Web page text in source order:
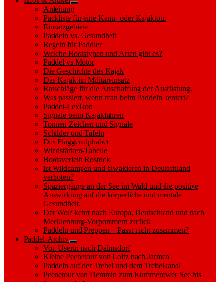
menu
Show
sub
menu
Anleitung
Packliste für eine Kanu- oder Kajaktour
Einsatzgebiete
Paddeln vs. Gesundheit
Regeln für Paddler
Welche Bootstypen und Arten gibt es?
Paddel vs Motor
Die Geschichte des Kajak
Das Kajak im Militäreinsatz
Ratschläge für die Anschaffung der Ausrüstung.
Was passiert, wenn man beim Paddeln kentert?
Paddel-Lexikon
Signale beim Kajakfahren
Tonnen Zeichen und Signale
Schilder und Tafeln
Das Flaggenalphabet
Windstärken-Tabelle
Bootsverleih Rostock
Ist Wildcampen und biwakieren in Deutschland
verboten?
Spaziergänge an der See im Wald und die positive
Auswirkung auf die körperliche und mentale
Gesundheit.
Der Wolf kehrt nach Europa, Deutschland und nach
Mecklenburg-Vorpommern zurück
Paddeln und Preppen – Passt nicht zusammen?
Paddel-Archiv
Show
sub
menu
Von Userin nach Dalmsdorf
Kleine Peenetour von Loitz nach Jarmen
Paddeln auf der Trebel und dem Trebelkanal
Peenetour von Demmin zum Kummerower See bis